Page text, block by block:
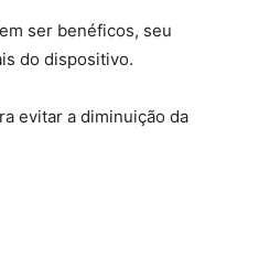
ser benéficos, seu
do dispositivo.
evitar a diminuição da